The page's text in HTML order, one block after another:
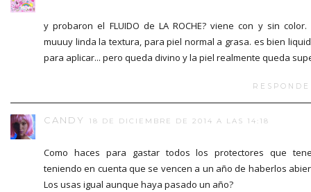
y probaron el FLUIDO de LA ROCHE? viene con y sin color.
muuuy linda la textura, para piel normal a grasa. es bien
para aplicar... pero queda divino y la piel realmente queda
CANDY 18 DE DICIEMBRE DE 2014 A LAS 14:18
Como haces para gastar todos los protectores que
teniendo en cuenta que se vencen a un año de haberlos
Los usas igual aunque haya pasado un año?